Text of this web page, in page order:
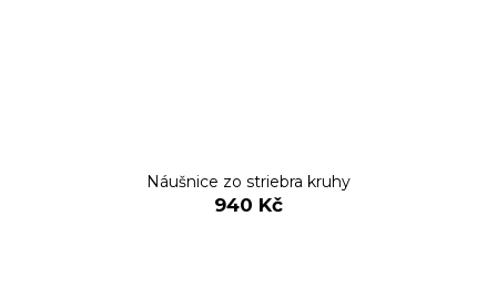
Náušnice zo striebra kruhy
940 Kč